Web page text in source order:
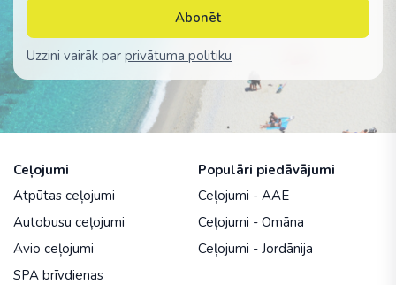
Abonēt
Uzzini vairāk par privātuma politiku
Ceļojumi
Atpūtas ceļojumi
Autobusu ceļojumi
Avio ceļojumi
SPA brīvdienas
Populāri piedāvājumi
Ceļojumi - AAE
Ceļojumi - Omāna
Ceļojumi - Jordānija